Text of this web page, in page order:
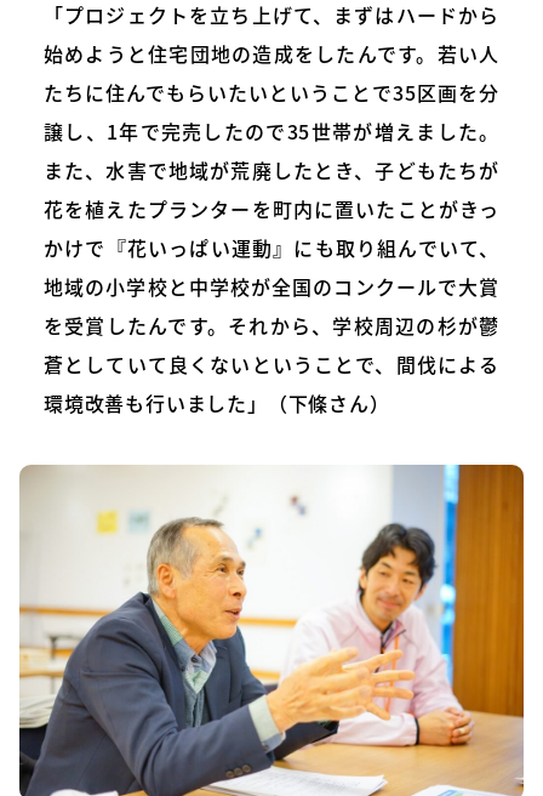
「プロジェクトを立ち上げて、まずはハードから
始めようと住宅団地の造成をしたんです。若い人
たちに住んでもらいたいということで35区画を分
譲し、1年で完売したので35世帯が増えました。
また、水害で地域が荒廃したとき、子どもたちが
花を植えたプランターを町内に置いたことがきっ
かけで『花いっぱい運動』にも取り組んでいて、
地域の小学校と中学校が全国のコンクールで大賞
を受賞したんです。それから、学校周辺の杉が鬱
蒼としていて良くないということで、間伐による
環境改善も行いました」（下條さん）